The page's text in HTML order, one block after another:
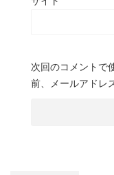
次回のコメントで
前、メールアドレ